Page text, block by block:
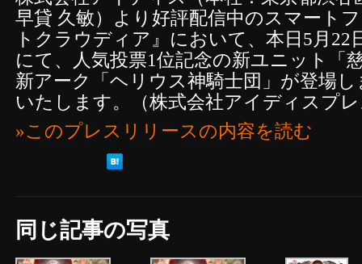
早貸 久敏）より好評配信中のスマート
トクラウディア』において、本日5月22
にて、人気投票1位記念の新ユニット「
新アーク「ヘリウス神騎士団」が登場
いたします。（株式会社アイディスプ
»このプレスリリースの内容を読む
同じ記事の写真